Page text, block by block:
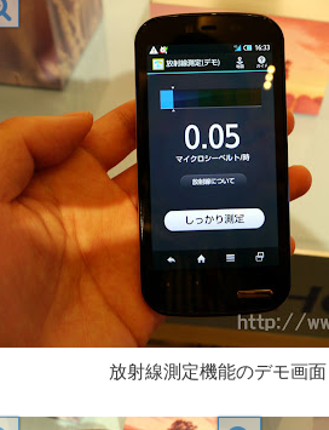
放射線測定機能のデモ画面